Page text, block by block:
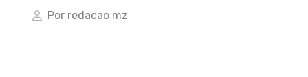
Por redacao mz